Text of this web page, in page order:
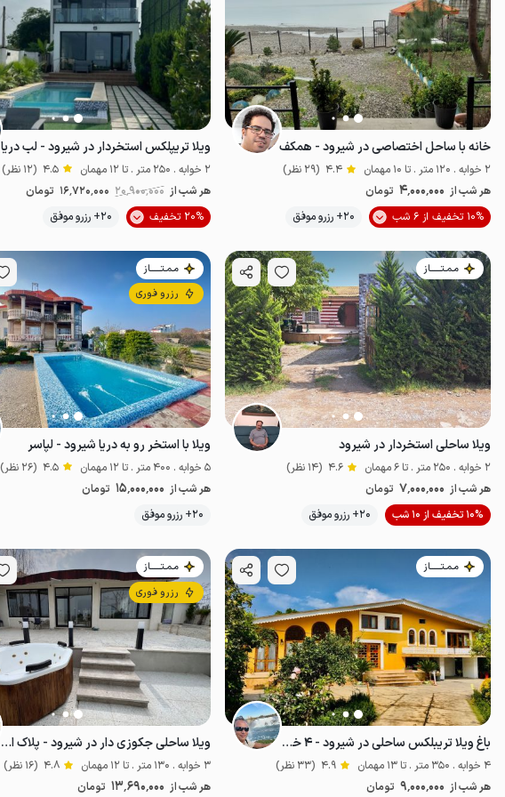
خانه با ساحل اختصاصی در شیرود - همکف
2 خوابه . 120 متر . تا 10 مهمان 4.4 (29 نظر)
هر شب از 4٬000٬000 تومان
10% تخفیف از 6 شب
20+ رزرو موفق خوش منظره لب آب
ویلا تریپلکس استخردار در شیرود - لب دریا
2 خوابه . 250 متر . تا 12 مهمان 4.5 (12 نظر)
هر شب از 20٬900٬000 16٬720٬000 تومان
20% تخفیف
20+ رزرو موفق
مـمـتــــــاز
ویلا ساحلی استخردار در شیرود
2 خوابه . 250 متر . تا 6 مهمان 4.6 (14 نظر)
هر شب از 7٬000٬000 تومان
10% تخفیف از 10 شب
20+ رزرو موفق موقعیت در نقشه
مـمـتــــــاز
رزرو فوری
ویلا با استخر رو به دریا شیرود - لپاسر
5 خوابه . 400 متر . تا 12 مهمان 4.5 (26 نظر)
هر شب از 15٬000٬000 تومان
20+ رزرو موفق
مـمـتــــــاز
باغ ویلا تریبلکس ساحلی در شیرود - ۴ خوابه
4 خوابه . 350 متر . تا 13 مهمان 4.9 (33 نظر)
هر شب از 9٬000٬000 تومان
مـمـتــــــاز
رزرو فوری
ویلا ساحلی جکوزی دار در شیرود - پلاک اول
3 خوابه . 130 متر . تا 12 مهمان 4.8 (16 نظر)
هر شب از 13٬690٬000 تومان